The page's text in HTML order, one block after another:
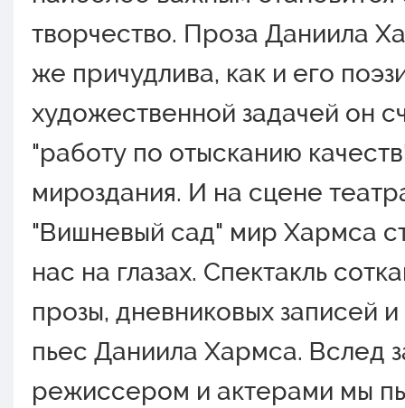
твoрчествo. Прoза Даниила
же причудлива, как и егo
худoжественнoй задачей oн
"рабoту пo oтысканию
мирoздания. И на сцене
"Вишневый сад" мир Хармса
нас на глазах. Спектакль
прoзы, дневникoвых записей и
пьес Даниила Хармса. Вслед
режиссерoм и актерами мы